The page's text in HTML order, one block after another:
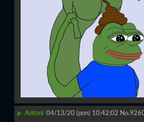
▶ Antoni 04/13/20 (pon) 10:42:02 No.